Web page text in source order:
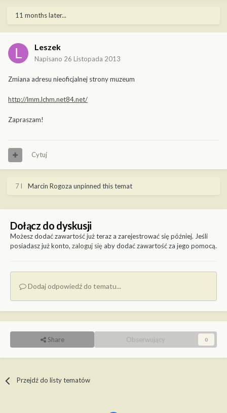
11 months later...
Leszek
Napisano 26 Listopada 2013
Zmiana adresu nieoficjalnej strony muzeum
http://lmm.lchm.net84.net/
Zapraszam!
Cytuj
7 l Marcin Rogoza unpinned this temat
Dołącz do dyskusji
Możesz dodać zawartość już teraz a zarejestrować się później. Jeśli
posiadasz już konto, zaloguj sięaby dodać zawartość za jego pomocą.
Dodaj odpowiedź do tematu...
Share Obserwujący 0
Przejdź do listy tematów